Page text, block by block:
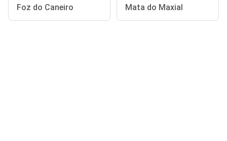
Foz do Caneiro Mata do Maxial